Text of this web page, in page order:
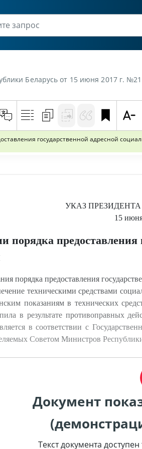
Беларусь от 15 июня 2017 г. №211 «О
государственной адресной
УКАЗ
15
порядка предоставления
порядка предоставления
техническими средствами
показаниям в технических
в результате противоправных
в соответствии с
Советом Министров
Документ
Текст документа